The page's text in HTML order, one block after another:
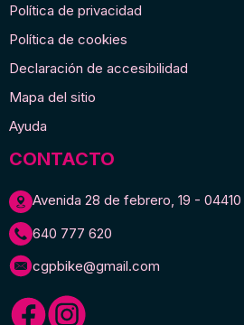
Política de privacidad
Política de cookies
Declaración de accesibilidad
Mapa del sitio
Ayuda
CONTACTO
Avenida 28 de febrero, 19 -
640 777 620
cgpbike@gmail.com